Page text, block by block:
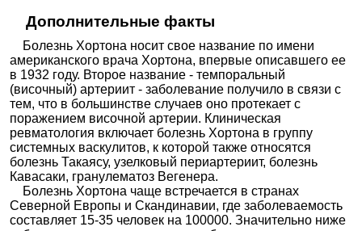
Дополнительные факты
Болезнь Хортона носит свое название по имени
американского врача Хортона, впервые описавшего ее
в 1932 году. Второе название - темпоральный
(височный) артериит - заболевание получило в связи с
тем, что в большинстве случаев оно протекает с
поражением височной артерии. Клиническая
ревматология включает болезнь Хортона в группу
системных васкулитов, к которой также относятся
болезнь Такаясу, узелковый периартериит, болезнь
Кавасаки, гранулематоз Вегенера.
Болезнь Хортона чаще встречается в странах
Северной Европы и Скандинавии, где заболеваемость
составляет 15-35 человек на 100000. Значительно ниже